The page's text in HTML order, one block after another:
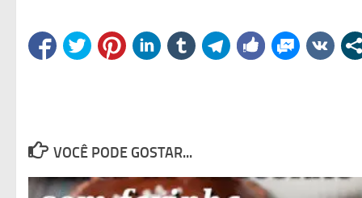
VOCÊ PODE GOSTAR...